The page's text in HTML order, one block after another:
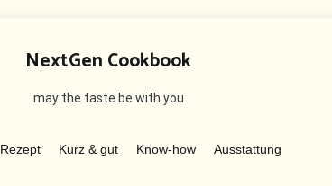
NextGen Cookbook
may the taste be with you
Rezept Kurz & gut Know-how Ausstattung